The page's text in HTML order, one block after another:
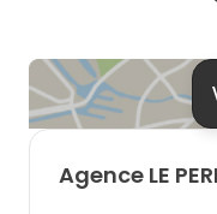
31
Agence LE